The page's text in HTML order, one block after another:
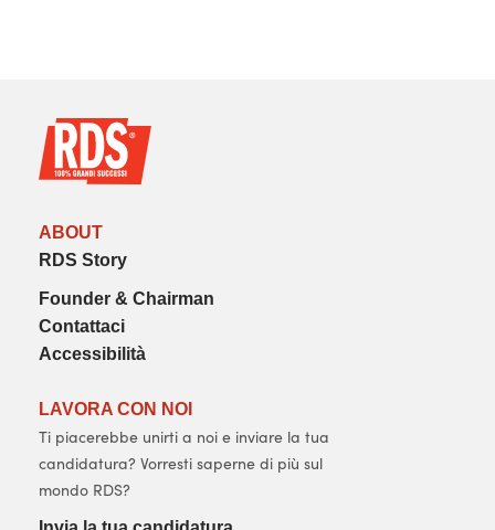
ABOUT
RDS Story
Founder & Chairman
Contattaci
Accessibilità
LAVORA CON NOI
Ti piacerebbe unirti a noi e inviare la tua
candidatura? Vorresti saperne di più sul
mondo RDS?